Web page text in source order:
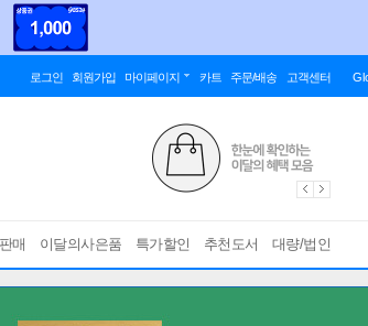
로그인 회원가입 마이페이지 카트 주문/배송 고객센터
매 이달의사은품 특가할인 추천도서 대량/법인